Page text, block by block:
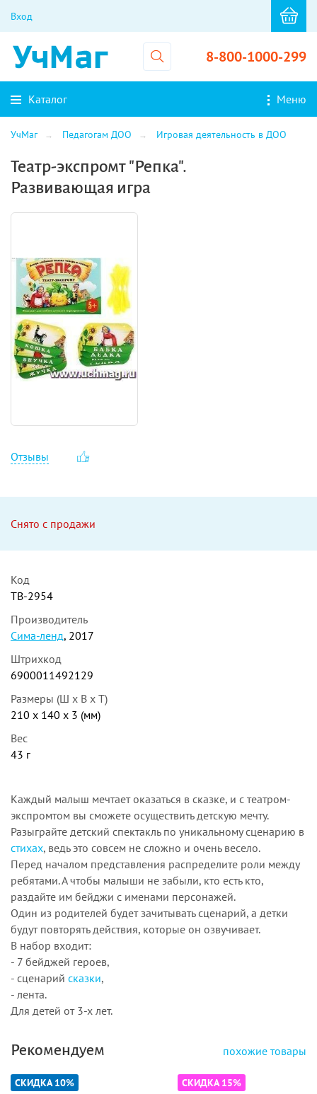
Вход
8-800-1000-299
Каталог Меню
УчМаг Педагогам ДОО Игровая деятельность в ДОО
Театр-экспромт "Репка".
Развивающая игра
Отзывы
Снято с продажи
Код
ТВ-2954
Производитель
Сима-ленд, 2017
Штрихкод
6900011492129
Размеры (Ш x В x Т)
210 x 140 x 3 (мм)
Вес
43 г
Каждый малыш мечтает оказаться в сказке, и с театром-
экспромтом вы сможете осуществить детскую мечту.
Разыграйте детский спектакль по уникальному сценарию в
стихах, ведь это совсем не сложно и очень весело.
Перед началом представления распределите роли между
ребятами. А чтобы малыши не забыли, кто есть кто,
раздайте им бейджи с именами персонажей.
Один из родителей будет зачитывать сценарий, а детки
будут повторять действия, которые он озвучивает.
В набор входит:
- 7 бейджей героев,
- сценарий сказки,
- лента.
Для детей от 3-х лет.
Рекомендуем похожие товары
СКИДКА 10% СКИДКА 15%